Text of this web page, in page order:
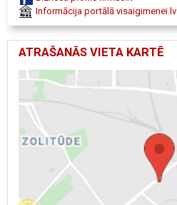
Informācija portālā visaigimenei.lv
ATRAŠANĀS VIETA KARTĒ